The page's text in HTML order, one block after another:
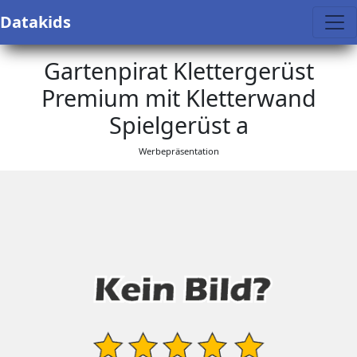
Datakids
Gartenpirat Klettergerüst
Premium mit Kletterwand
Spielgerüst a
Werbepräsentation